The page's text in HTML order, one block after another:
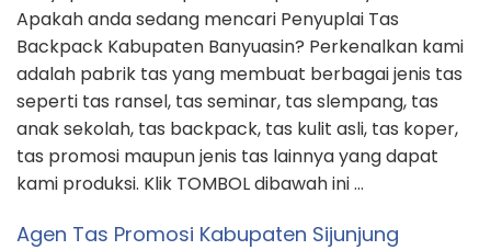
Apakah anda sedang mencari Penyuplai Tas
Backpack Kabupaten Banyuasin? Perkenalkan kami
adalah pabrik tas yang membuat berbagai jenis tas
seperti tas ransel, tas seminar, tas slempang, tas
anak sekolah, tas backpack, tas kulit asli, tas koper,
tas promosi maupun jenis tas lainnya yang dapat
kami produksi. Klik TOMBOL dibawah ini …
Agen Tas Promosi Kabupaten Sijunjung